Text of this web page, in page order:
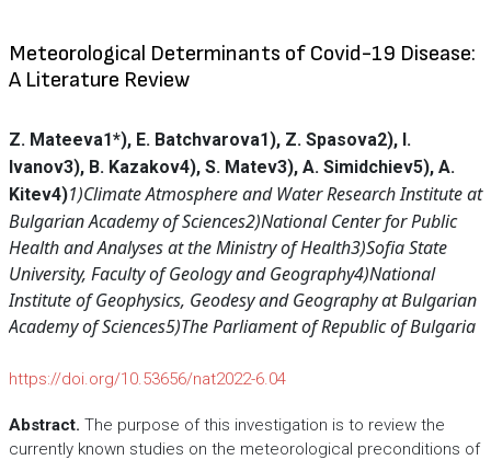
Meteorological Determinants of Covid-19 Disease:
A Literature Review
Z. Mateeva1*), E. Batchvarova1), Z. Spasova2), I.
Ivanov3), B. Kazakov4), S. Matev3), A. Simidchiev5), A.
Kitev4)1)Climate Atmosphere and Water Research Institute at
Bulgarian Academy of Sciences2)National Center for Public
Health and Analyses at the Ministry of Health3)Sofia State
University, Faculty of Geology and Geography4)National
Institute of Geophysics, Geodesy and Geography at Bulgarian
Academy of Sciences5)The Parliament of Republic of Bulgaria
https://doi.org/10.53656/nat2022-6.04
Abstract. The purpose of this investigation is to review the
currently known studies on the meteorological preconditions of